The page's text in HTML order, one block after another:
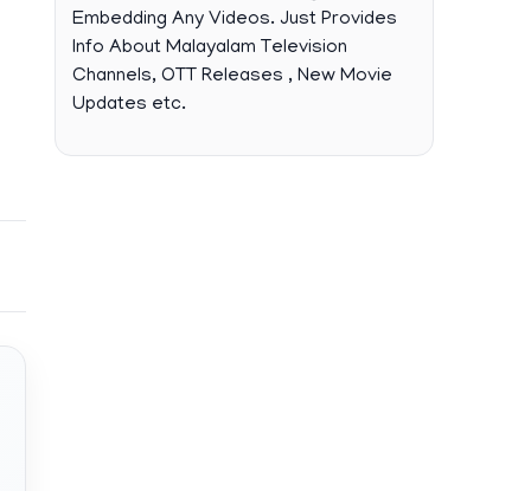
Embedding Any Videos. Just Provides
Info About Malayalam Television
Channels, OTT Releases , New Movie
Updates etc.